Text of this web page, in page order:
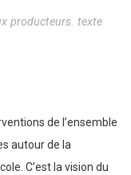
producteurs. texte
de l’ensemble
autour de la
C’est la vision du